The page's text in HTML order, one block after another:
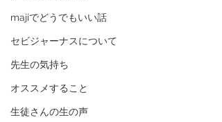
majiでどうでもいい話
セビジャーナスについて
先生の気持ち
オススメすること
生徒さんの生の声